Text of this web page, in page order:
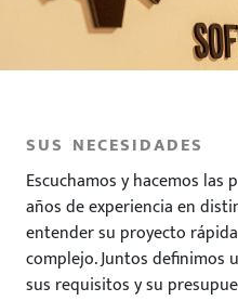
SUS NECESIDADES
Escuchamos y hacemos las
años de experiencia en
entender su proyecto
complejo. Juntos definimos
sus requisitos y su